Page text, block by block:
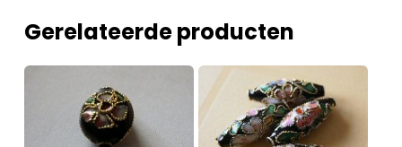
Gerelateerde producten